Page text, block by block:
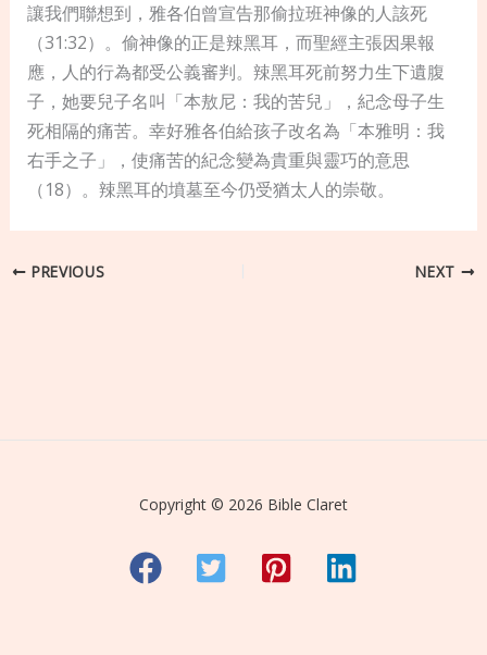
讓我們聯想到，雅各伯曾宣告那偷拉班神像的人該死
（31:32）。偷神像的正是辣黑耳，而聖經主張因果報
應，人的行為都受公義審判。辣黑耳死前努力生下遺腹
子，她要兒子名叫「本敖尼：我的苦兒」，紀念母子生
死相隔的痛苦。幸好雅各伯給孩子改名為「本雅明：我
右手之子」，使痛苦的紀念變為貴重與靈巧的意思
（18）。辣黑耳的墳墓至今仍受猶太人的崇敬。
PREVIOUS NEXT
Copyright © 2026 Bible Claret